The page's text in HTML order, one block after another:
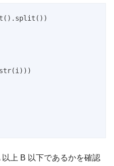
上 B 以下であるかを確認